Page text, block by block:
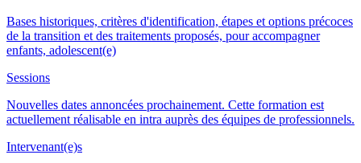
Bases historiques, critères d'identification, étapes et options précoces
de la transition et des traitements proposés, pour accompagner
enfants, adolescent(e)
Sessions
Nouvelles dates annoncées prochainement. Cette formation est
actuellement réalisable en intra auprès des équipes de professionnels.
Intervenant(e)s